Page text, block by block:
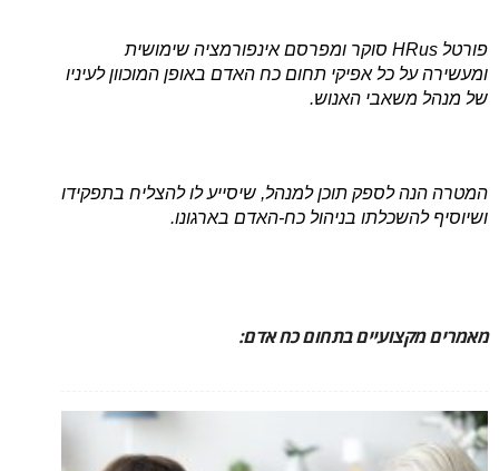
פורטל HRus סוקר ומפרסם אינפורמציה שימושית
ומעשירה על כל אפיקי תחום כח האדם באופן המוכוון לעיניו
של מנהל משאבי האנוש.
המטרה הנה לספק תוכן למנהל, שיסייע לו להצליח בתפקידו
ושיוסיף להשכלתו בניהול כח-האדם בארגונו.
מאמרים מקצועיים בתחום כח אדם: